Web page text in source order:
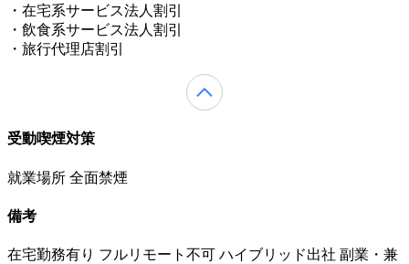
・在宅系サービス法人割引
・飲食系サービス法人割引
・旅行代理店割引
受動喫煙対策
就業場所 全面禁煙
備考
在宅勤務有り フルリモート不可 ハイブリッド出社 副業・兼